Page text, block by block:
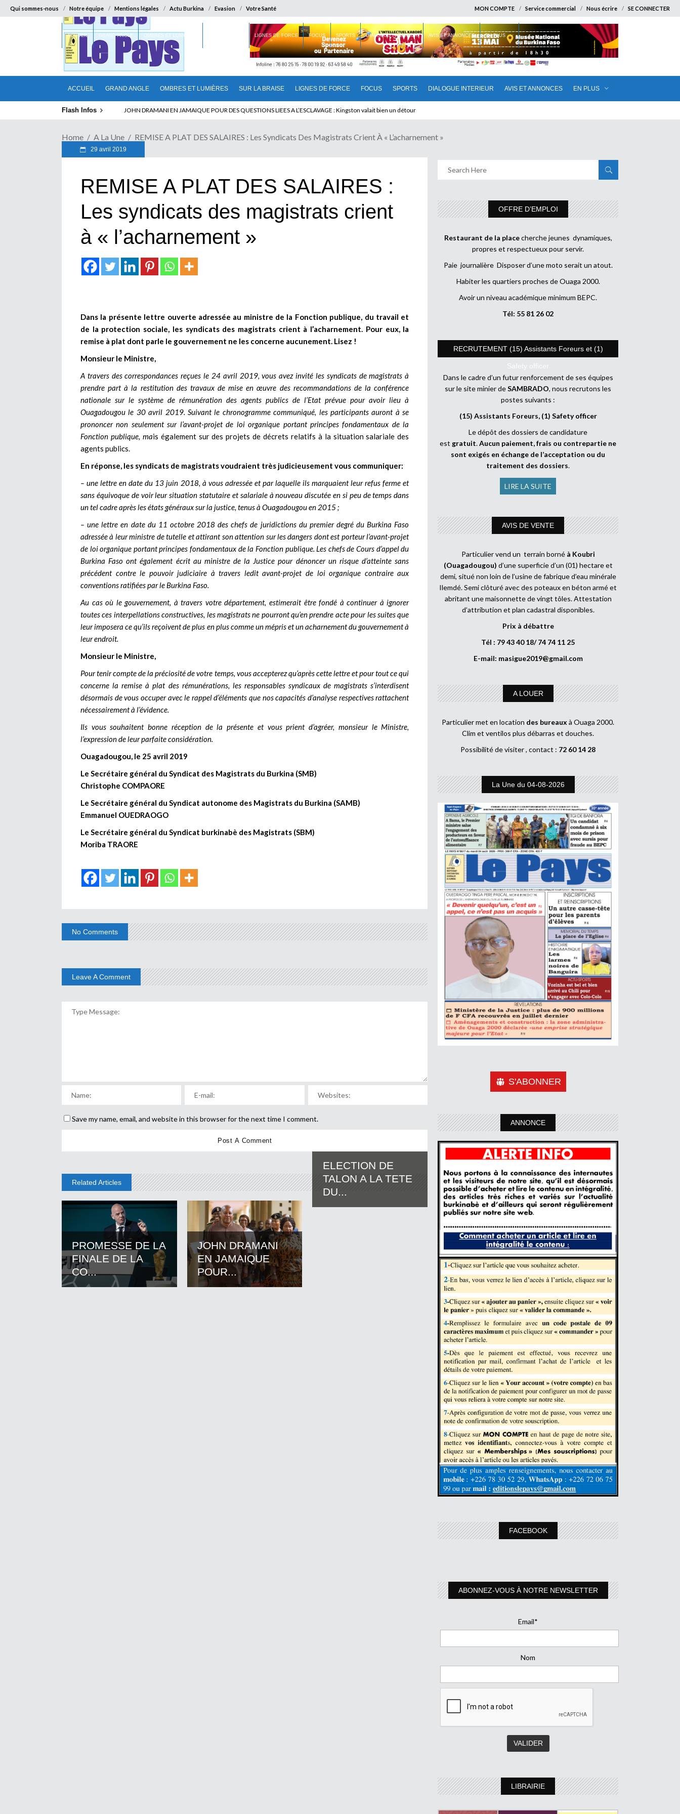
Qui sommes-nous Notre équipe Mentions légales Actu Burkina Evasion Votre Santé MON COMPTE Service commercial Nous écrire SE CONNECTER
ACCUEIL GRAND ANGLE OMBRES ET LUMIÈRES SUR LA BRAISE LIGNES DE FORCE FOCUS SPORTS DIALOGUE INTERIEUR AVIS ET ANNONCES EN PLUS
ACCUEIL GRAND ANGLE OMBRES ET LUMIÈRES LIGNES DE FORCE FOCUS SPORTS DIALOGUE INTERIEUR AVIS ET ANNONCES EN PLUS
Flash Infos ELECTION DE TALON A LA TETE DU SENAT BENINOIS : Quand Patrice quitte le pouvoir sans partir !
Home A La Une REMISE A PLAT DES SALAIRES : Les Syndicats Des Magistrats Crient À « L’acharnement »
29 avril 2019
REMISE A PLAT DES SALAIRES :
Les syndicats des magistrats crient
à « l’acharnement »
Dans la présente lettre ouverte adressée au ministre de la Fonction publique, du travail et
de la protection sociale, les syndicats des magistrats crient à l’acharnement. Pour eux, la
remise à plat dont parle le gouvernement ne les concerne aucunement. Lisez !
Monsieur le Ministre,
A travers des correspondances reçues le 24 avril 2019, vous avez invité les syndicats de magistrats à
prendre part à la restitution des travaux de mise en œuvre des recommandations de la conférence
nationale sur le système de rémunération des agents publics de l’Etat prévue pour avoir lieu à
Ouagadougou le 30 avril 2019. Suivant le chronogramme communiqué, les participants auront à se
prononcer non seulement sur l’avant-projet de loi organique portant principes fondamentaux de la
Fonction publique, mais également sur des projets de décrets relatifs à la situation salariale des
agents publics.
En réponse, les syndicats de magistrats voudraient très judicieusement vous communiquer:
– une lettre en date du 13 juin 2018, à vous adressée et par laquelle ils marquaient leur refus ferme et
sans équivoque de voir leur situation statutaire et salariale à nouveau discutée en si peu de temps dans
un tel cadre après les états généraux sur la justice, tenus à Ouagadougou en 2015 ;
– une lettre en date du 11 octobre 2018 des chefs de juridictions du premier degré du Burkina Faso
adressée à leur ministre de tutelle et attirant son attention sur les dangers dont est porteur l’avant-projet
de loi organique portant principes fondamentaux de la Fonction publique. Les chefs de Cours d’appel du
Burkina Faso ont également écrit au ministre de la Justice pour dénoncer un risque d’atteinte sans
précédent contre le pouvoir judiciaire à travers ledit avant-projet de loi organique contraire aux
conventions ratifiées par le Burkina Faso.
Au cas où le gouvernement, à travers votre département, estimerait être fondé à continuer à ignorer
toutes ces interpellations constructives, les magistrats ne pourront qu’en prendre acte pour les suites que
leur imposera ce qu’ils reçoivent de plus en plus comme un mépris et un acharnement du gouvernement à
leur endroit.
Monsieur le Ministre,
Pour tenir compte de la préciosité de votre temps, vous accepterez qu’après cette lettre et pour tout ce qui
concerne la remise à plat des rémunérations, les responsables syndicaux de magistrats s’interdisent
désormais de vous occuper avec le rappel d’éléments que nos capacités d’analyse respectives rattachent
nécessairement à l’évidence.
Ils vous souhaitent bonne réception de la présente et vous prient d’agréer, monsieur le Ministre,
l’expression de leur parfaite considération.
Ouagadougou, le 25 avril 2019
Le Secrétaire général du Syndicat des Magistrats du Burkina (SMB)
Christophe COMPAORE
Le Secrétaire général du Syndicat autonome des Magistrats du Burkina (SAMB)
Emmanuel OUEDRAOGO
Le Secrétaire général du Syndicat burkinabè des Magistrats (SBM)
Moriba TRAORE
No Comments
Leave A Comment
Save my name, email, and website in this browser for the next time I comment.
Related Articles
PROMESSE DE LA
FINALE DE LA
CO...
JOHN DRAMANI
EN JAMAIQUE
POUR...
ELECTION DE
TALON A LA TETE
DU...
OFFRE D’EMPLOI
Restaurant de la placecherche jeunes dynamiques,
propres et respectueux pour servir.
Paie journalière Disposer d’une moto serait un atout.
Habiter les quartiers proches de Ouaga 2000.
Avoir un niveau académique minimum BEPC.
Tél: 55 81 26 02
RECRUTEMENT (15) Assistants Foreurs et (1)
Safety officer
Dans le cadre d’un futur renforcement de ses équipes
sur le site minier deSAMBRADO, nous recrutons les
postes suivants :
(15) Assistants Foreurs, (1) Safety officer
Le dépôt des dossiers de candidature
est gratuit.Aucun paiement, frais ou contrepartie ne
sont exigés en échange de l’acceptation ou du
traitement des dossiers.
LIRE LA SUITE
AVIS DE VENTE
Particulier vend un terrain borné à Koubri
(Ouagadougou) d’une superficie d’un (01) hectare et
demi, situé non loin de l’usine de fabrique d’eau minérale
Ilemdé. Semi clôturé avec des poteaux en béton armé et
abritant une maisonnette de vingt tôles. Attestation
d’attribution et plan cadastral disponibles.
Prix à débattre
Tél : 79 43 40 18/ 74 74 11 25
E-mail: masigue2019@gmail.com
A LOUER
Particulier met en location des bureaux à Ouaga 2000.
Clim et ventilos plus débarras et douches.
Possibilité de visiter , contact : 72 60 14 28
La Une du 04-08-2026
S'ABONNER
ANNONCE
FACEBOOK
ABONNEZ-VOUS À NOTRE NEWSLETTER
Email*
Nom
LIBRAIRIE